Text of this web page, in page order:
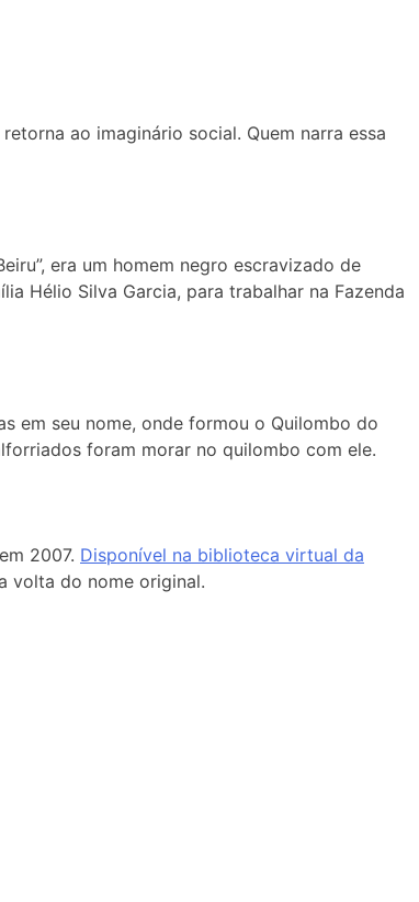
ao imaginário social. Quem narra essa
era um homem negro escravizado de
Hélio Silva Garcia, para trabalhar na Fazenda
em seu nome, onde formou o Quilombo do
foram morar no quilombo com ele.
2007. Disponível na biblioteca virtual da
volta do nome original.